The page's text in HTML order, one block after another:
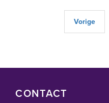
Vorige
CONTACT